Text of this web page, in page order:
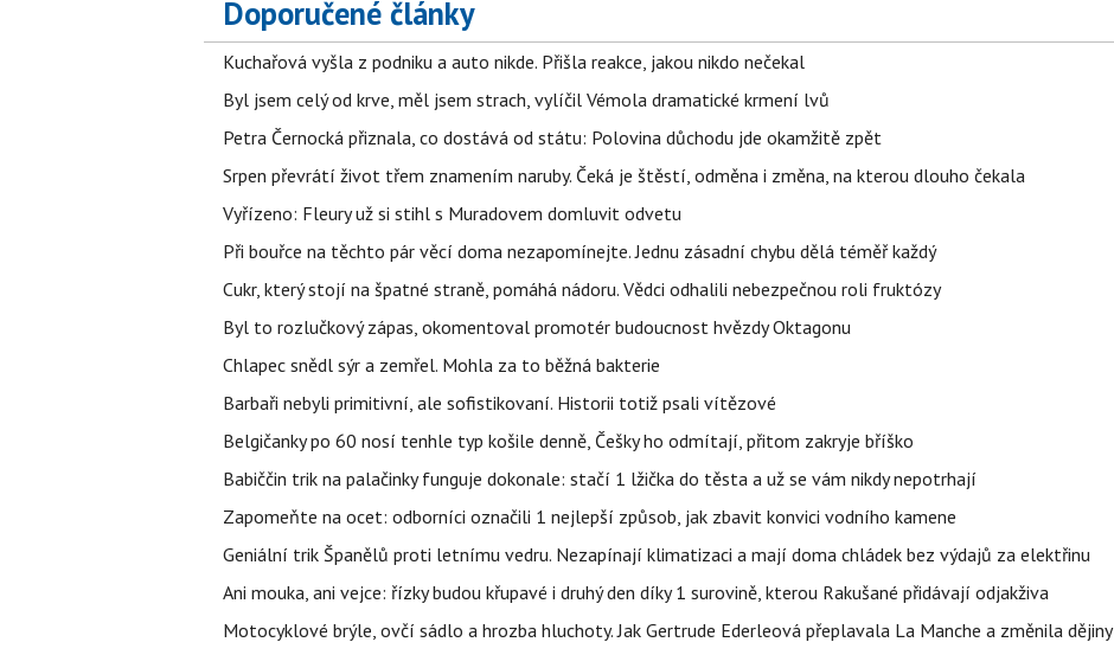
Doporučené články
Kuchařová vyšla z podniku a auto nikde. Přišla reakce, jakou nikdo nečekal
Byl jsem celý od krve, měl jsem strach, vylíčil Vémola dramatické krmení lvů
Petra Černocká přiznala, co dostává od státu: Polovina důchodu jde okamžitě zpět
Srpen převrátí život třem znamením naruby. Čeká je štěstí, odměna i změna, na kterou dlouho čekala
Vyřízeno: Fleury už si stihl s Muradovem domluvit odvetu
Při bouřce na těchto pár věcí doma nezapomínejte. Jednu zásadní chybu dělá téměř každý
Cukr, který stojí na špatné straně, pomáhá nádoru. Vědci odhalili nebezpečnou roli fruktózy
Byl to rozlučkový zápas, okomentoval promotér budoucnost hvězdy Oktagonu
Chlapec snědl sýr a zemřel. Mohla za to běžná bakterie
Barbaři nebyli primitivní, ale sofistikovaní. Historii totiž psali vítězové
Belgičanky po 60 nosí tenhle typ košile denně, Češky ho odmítají, přitom zakryje bříško
Babiččin trik na palačinky funguje dokonale: stačí 1 lžička do těsta a už se vám nikdy nepotrhají
Zapomeňte na ocet: odborníci označili 1 nejlepší způsob, jak zbavit konvici vodního kamene
Geniální trik Španělů proti letnímu vedru. Nezapínají klimatizaci a mají doma chládek bez výdajů za elektřinu
Ani mouka, ani vejce: řízky budou křupavé i druhý den díky 1 surovině, kterou Rakušané přidávají odjakživa
Motocyklové brýle, ovčí sádlo a hrozba hluchoty. Jak Gertrude Ederleová přeplavala La Manche a změnila dějiny